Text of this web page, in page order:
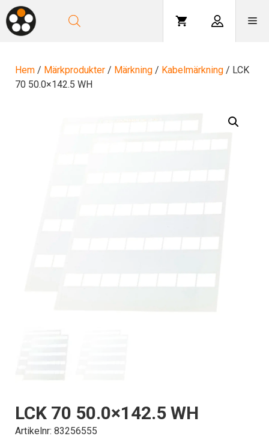
Hoppa
till
innehåll
Hem / Märkprodukter / Märkning / Kabelmärkning / LCK
70 50.0×142.5 WH
LCK 70 50.0×142.5 WH
Artikelnr: 83256555